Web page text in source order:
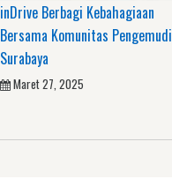
inDrive Berbagi Kebahagiaan
Bersama Komunitas Pengemudi
Surabaya
Maret 27, 2025